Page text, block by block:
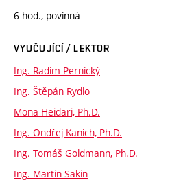
6 hod., povinná
VYUČUJÍCÍ / LEKTOR
Ing. Radim Pernický
Ing. Štěpán Rydlo
Mona Heidari, Ph.D.
Ing. Ondřej Kanich, Ph.D.
Ing. Tomáš Goldmann, Ph.D.
Ing. Martin Sakin